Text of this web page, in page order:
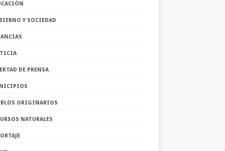
Y SOCIEDAD
DE PRENSA
ORIGINARIOS
NATURALES